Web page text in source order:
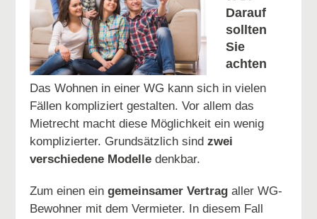
Darauf
sollten
Sie
achten
Das Wohnen in einer WG kann sich in vielen
Fällen kompliziert gestalten. Vor allem das
Mietrecht macht diese Möglichkeit ein wenig
komplizierter. Grundsätzlich sindzwei
verschiedene Modelle denkbar.
Zum einen eingemeinsamer Vertrag aller WG-
Bewohner mit dem Vermieter. In diesem Fall